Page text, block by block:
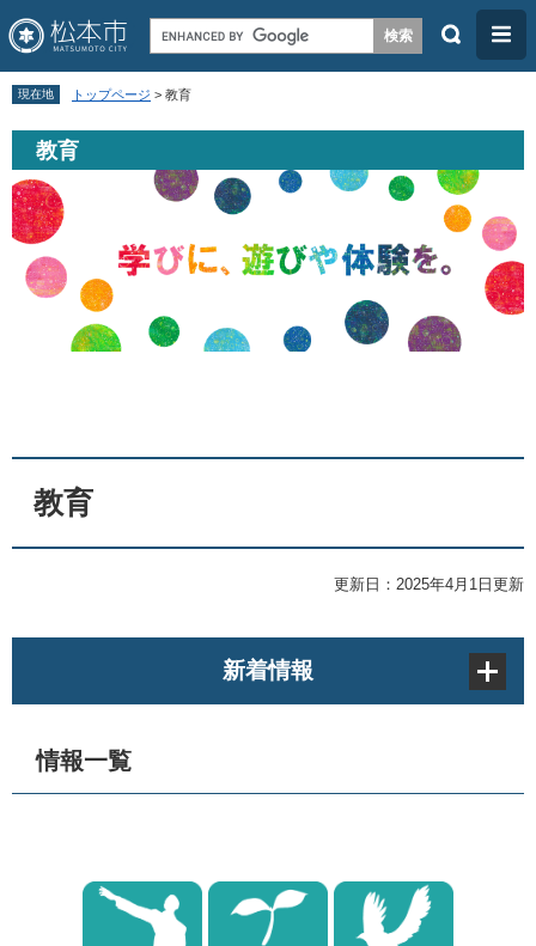
ペ
の
先
メ
ー
を
へ
検
メ
ニ
ー
現在地 トップページ > 教育
教育
教育
更新日：2025年4月1日更新
新着情報
情報一覧